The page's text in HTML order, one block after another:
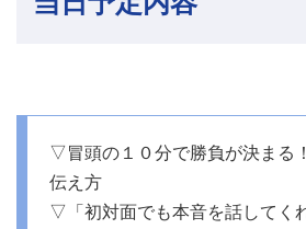
▽冒頭の１０分で勝負が決まる
伝え方
▽「初対面でも本音を話してく